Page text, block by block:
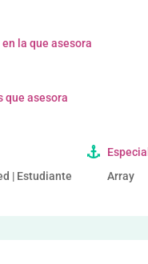
la que asesora
que asesora
| Estudiante
Array